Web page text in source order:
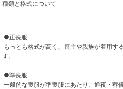
種類と格式について
●正喪服
もっとも格式が高く、喪主や親族が着用す
す。
●準喪服
一般的な喪服が準喪服にあたり、通夜・葬